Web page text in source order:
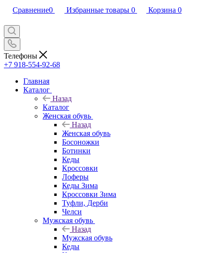
Сравнение0 Избранные товары 0 Корзина 0
Телефоны
+7 918-554-92-68
Главная
Каталог
Назад
Каталог
Женская обувь
Назад
Женская обувь
Босоножки
Ботинки
Кеды
Кроссовки
Лоферы
Кеды Зима
Кроссовки Зима
Туфли, Дерби
Челси
Мужская обувь
Назад
Мужская обувь
Кеды